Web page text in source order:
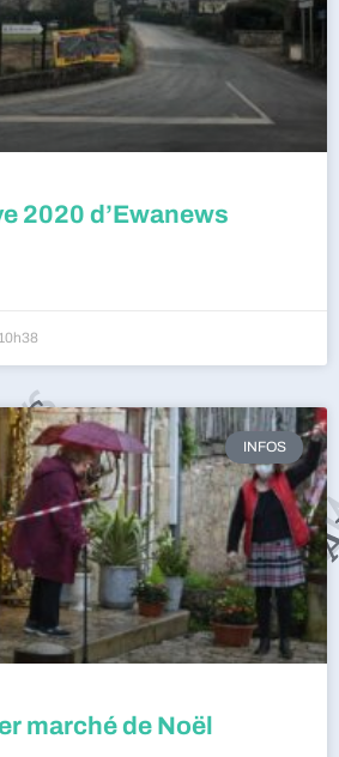
2020 d’Ewanews
10h38
INFOS
marché de Noël